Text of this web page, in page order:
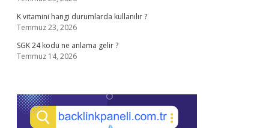
K vitamini hangi durumlarda kullanılır ?
Temmuz 23, 2026
SGK 24 kodu ne anlama gelir ?
Temmuz 14, 2026